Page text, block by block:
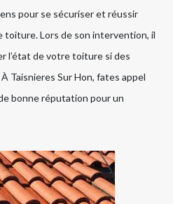
pour se sécuriser et réussir
Lors de son intervention, il
l’état de votre toiture si des
Taisnieres Sur Hon, fates appel
bonne réputation pour un